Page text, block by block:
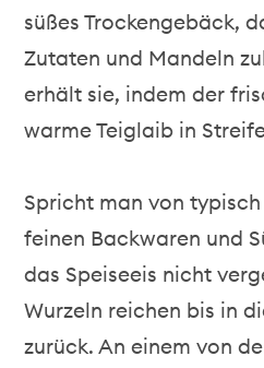
süßes Trockengebäck,
Zutaten und Mandeln
erhält sie, indem der
warme Teiglaib in
Spricht man von
feinen Backwaren und
das Speiseeis nicht
Wurzeln reichen bis in
zurück. An einem von